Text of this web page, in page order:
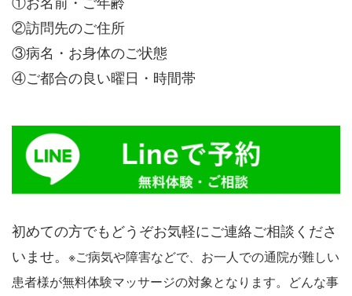
②訪問先のご住所
③病名・お身体のご状態
④ご都合の良い曜日・時間帯
初めての方でもどうぞお気軽にご連絡ご相談くださ
いませ。 ※ご病気や障害などで、お一人での通院が難しい
患者様が無料体験マッサージの対象となります。どんな事